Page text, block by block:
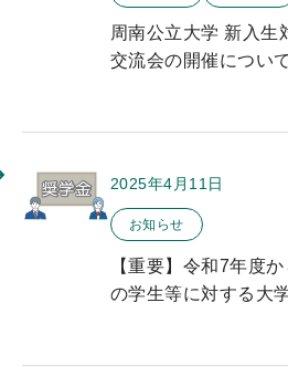
周南公立大学 新入生
交流会の開催について
2025年4月11日
このお知らせのカテゴ
お知らせ
【重要】令和7年度
の学生等に対する大